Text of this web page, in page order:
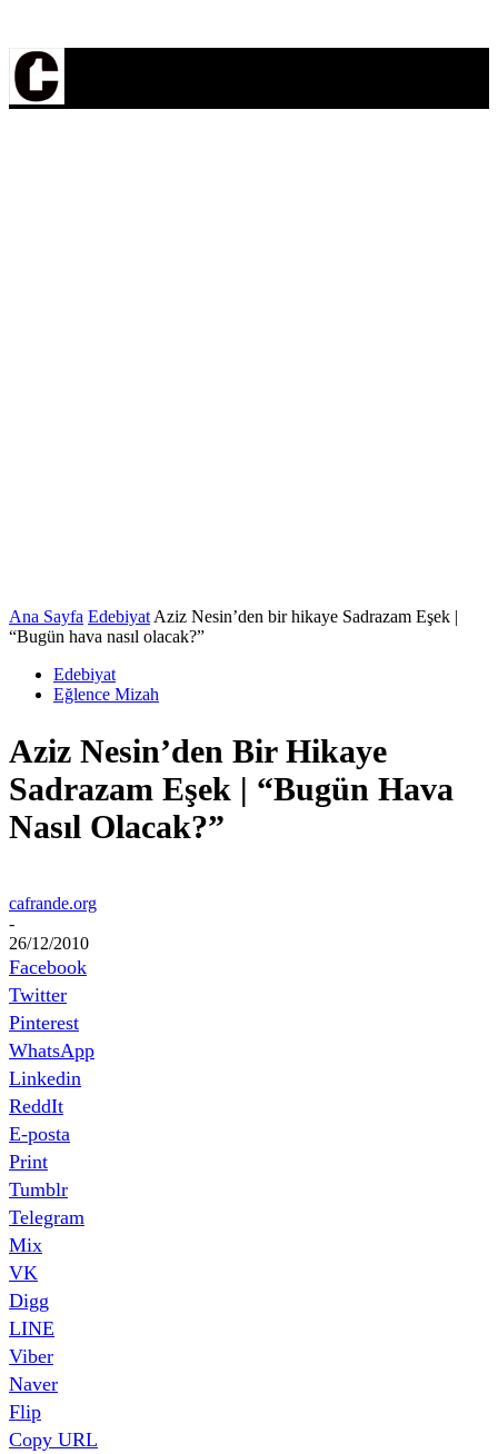
Ana Sayfa Edebiyat Aziz Nesin’den bir hikaye Sadrazam Eşek |
“Bugün hava nasıl olacak?”
Edebiyat
Eğlence Mizah
Aziz Nesin’den Bir Hikaye
Sadrazam Eşek | “Bugün Hava
Nasıl Olacak?”
cafrande.org
-
26/12/2010
Facebook
Twitter
Pinterest
WhatsApp
Linkedin
ReddIt
E-posta
Print
Tumblr
Telegram
Mix
VK
Digg
LINE
Viber
Naver
Flip
Copy URL